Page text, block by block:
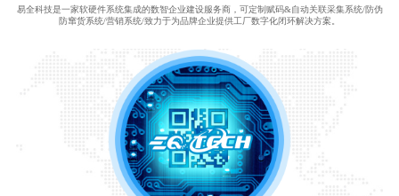
易全科技是一家软硬件系统集成的数智企业建设服务商，可定制赋码&自动关联采集系统/防伪
防窜货系统/营销系统/致力于为品牌企业提供工厂数字化闭环解决方案。